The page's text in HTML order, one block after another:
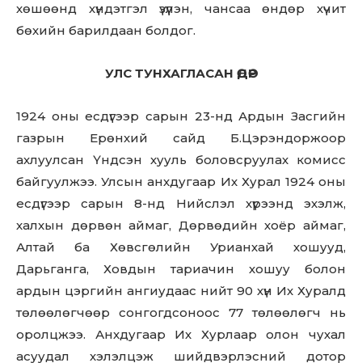
хөшөөнд хүндэтгэл үзүүлэн, чансаа өндөр хүчит
бөхийн барилдаан болдог.
УЛС ТУНХАГЛАСАН ӨДӨР
1924 оны есдүгээр сарын 23-нд Ардын Засгийн
газрын Ерөнхий сайд Б.Цэрэндоржоор
ахлуулсан Үндсэн хууль боловсруулах комисс
байгуулжээ. Улсын анхдугаар Их Хурал 1924 оны
есдүгээр сарын 8-нд Нийслэл хүрээнд эхэлж,
халхын дөрвөн аймаг, Дөрвөдийн хоёр аймаг,
Алтай ба Хөвсгөлийн Урианхай хошууд,
Дарьганга, Ховдын тариачин хошуу болон
ардын цэргийн ангиудаас нийт 90 хүн Их Хуралд
төлөөлөгчөөр сонгогдсоноос 77 төлөөлөгч нь
оролцжээ. Анхдугаар Их Хурлаар олон чухал
асуудал хэлэлцэж шийдвэрлэсний дотор